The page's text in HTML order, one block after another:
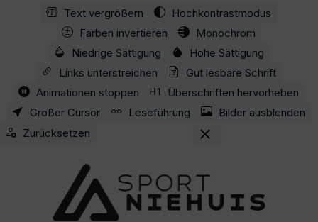
Zum Hauptinhalt springen
Text vergrößern
Hochkontrastmodus
Farben invertieren
Monochrom
Niedrige Sättigung
Hohe Sättigung
Links unterstreichen
Gut lesbare Schrift
Animationen stoppen
Überschriften hervorheben
Großer Cursor
Leseführung
Bilder ausblenden
Zurücksetzen